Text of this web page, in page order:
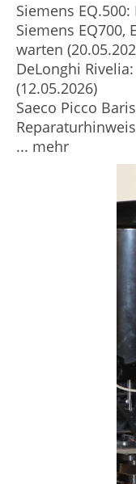
Siemens
Siemens EQ700,
warten
DeLonghi
(12.05.2026)
Saeco Picco
... mehr